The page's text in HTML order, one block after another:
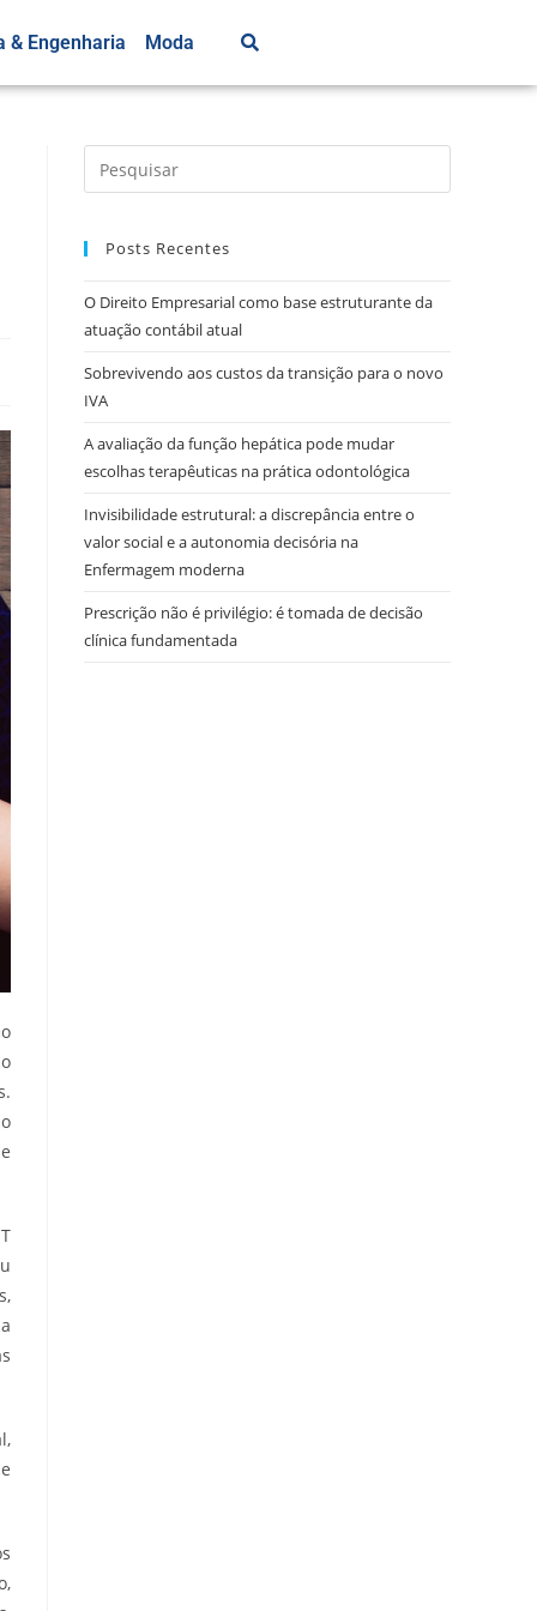
& Engenharia Moda
Posts Recentes
O Direito Empresarial como base estruturante da
atuação contábil atual
Sobrevivendo aos custos da transição para o novo
IVA
A avaliação da função hepática pode mudar
escolhas terapêuticas na prática odontológica
Invisibilidade estrutural: a discrepância entre o
valor social e a autonomia decisória na
Enfermagem moderna
Prescrição não é privilégio: é tomada de decisão
clínica fundamentada